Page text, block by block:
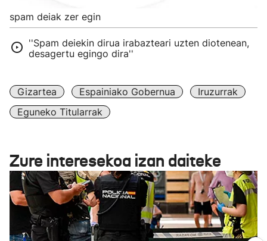
spam deiak zer egin
''Spam deiekin dirua irabazteari uzten diotenean,
desagertu egingo dira''
Gizartea Espainiako Gobernua
Iruzurrak
Eguneko Titularrak
Zure interesekoa izan daiteke